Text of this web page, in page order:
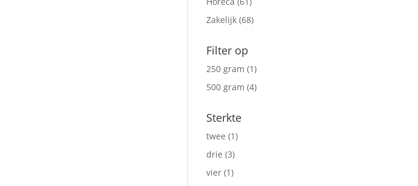
Zakelijk (68)
Filter op
250 gram (1)
500 gram (4)
Sterkte
twee (1)
drie (3)
vier (1)